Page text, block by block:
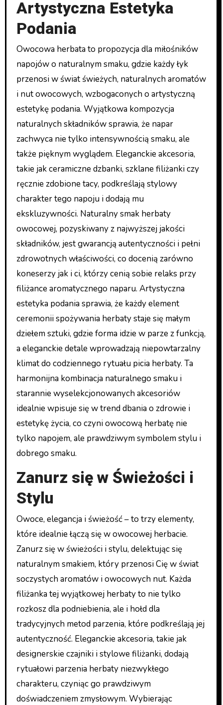
Artystyczna Estetyka
Podania
Owocowa herbata to propozycja dla miłośników
napojów o naturalnym smaku, gdzie każdy łyk
przenosi w świat świeżych, naturalnych aromatów
i nut owocowych, wzbogaconych o artystyczną
estetykę podania. Wyjątkowa kompozycja
naturalnych składników sprawia, że napar
zachwyca nie tylko intensywnością smaku, ale
także pięknym wyglądem. Eleganckie akcesoria,
takie jak ceramiczne dzbanki, szklane filiżanki czy
ręcznie zdobione tacy, podkreślają stylowy
charakter tego napoju i dodają mu
ekskluzywności. Naturalny smak herbaty
owocowej, pozyskiwany z najwyższej jakości
składników, jest gwarancją autentyczności i pełni
zdrowotnych właściwości, co docenią zarówno
koneserzy jak i ci, którzy cenią sobie relaks przy
filiżance aromatycznego naparu. Artystyczna
estetyka podania sprawia, że każdy element
ceremonii spożywania herbaty staje się małym
dziełem sztuki, gdzie forma idzie w parze z funkcją,
a eleganckie detale wprowadzają niepowtarzalny
klimat do codziennego rytuału picia herbaty. Ta
harmonijna kombinacja naturalnego smaku i
starannie wyselekcjonowanych akcesoriów
idealnie wpisuje się w trend dbania o zdrowie i
estetykę życia, co czyni owocową herbatę nie
tylko napojem, ale prawdziwym symbolem stylu i
dobrego smaku.
Zanurz się w Świeżości i
Stylu
Owoce, elegancja i świeżość – to trzy elementy,
które idealnie łączą się w owocowej herbacie.
Zanurz się w świeżości i stylu, delektując się
naturalnym smakiem, który przenosi Cię w świat
soczystych aromatów i owocowych nut. Każda
filiżanka tej wyjątkowej herbaty to nie tylko
rozkosz dla podniebienia, ale i hołd dla
tradycyjnych metod parzenia, które podkreślają jej
autentyczność. Eleganckie akcesoria, takie jak
designerskie czajniki i stylowe filiżanki, dodają
rytuałowi parzenia herbaty niezwykłego
charakteru, czyniąc go prawdziwym
doświadczeniem zmysłowym. Wybierając